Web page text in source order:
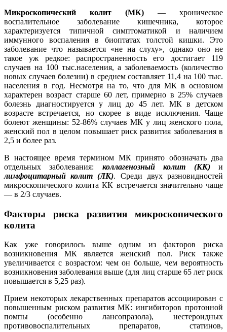
Микроскопический колит (МК) ― хроническое
воспалительное заболевание кишечника, которое
характеризуется типичной симптоматикой и наличием
иммунного воспаления в биоптатах толстой кишки. Это
заболевание что называется «не на слуху», однако оно не
такое уж редкое: распространенность его достигает 119
случаев на 100 тыс.населения, а заболеваемость (количество
новых случаев болезни) в среднем составляет 11,4 на 100 тыс.
населения в год. Несмотря на то, что для МК в основном
характерен возраст старше 60 лет, примерно в 25% случаев
болезнь диагностируется у лиц до 45 лет. МК в детском
возрасте встречается, но скорее в виде исключения. Чаще
болеют женщины: 52-86% случаев МК у лиц женского пола,
женский пол в целом повышает риск развития заболевания в
2,5 и более раз.
В настоящее время термином МК принято обозначать два
отдельных заболевания: коллагенозный колит (КК)и
лимфоцитарный колит (ЛК). Среди двух разновидностей
микроскопического колита КК встречается значительно чаще
― в 2/3 случаев.
Факторы риска развития микроскопического
колита
Как уже говорилось выше одним из факторов риска
возникновения МК является женский пол. Риск также
увеличивается с возрастом: чем он больше, чем вероятность
возникновения заболевания выше (для лиц старше 65 лет риск
повышается в 5,25 раз).
Прием некоторых лекарственных препаратов ассоциирован с
повышенным риском развития МК: ингибиторов протонной
помпы (особенно лансопразола), нестероидных
противовоспалительных препаратов, статинов,